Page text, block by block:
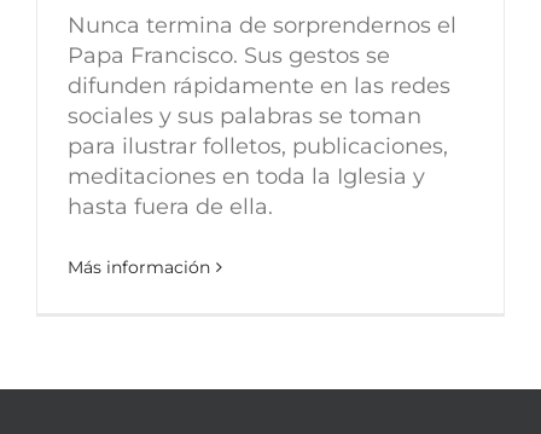
Nunca termina de sorprendernos el
Papa Francisco. Sus gestos se
difunden rápidamente en las redes
sociales y sus palabras se toman
para ilustrar folletos, publicaciones,
meditaciones en toda la Iglesia y
hasta fuera de ella.
Más información